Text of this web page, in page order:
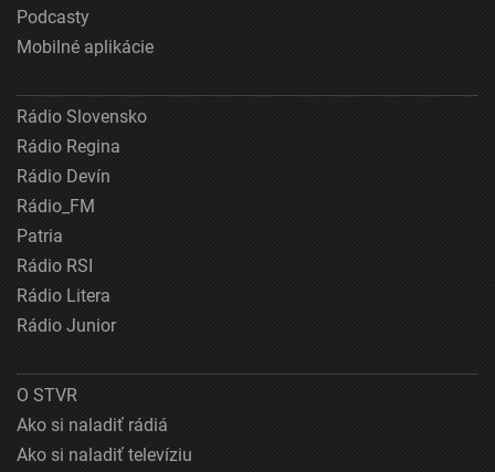
Podcasty
Mobilné aplikácie
Rádio Slovensko
Rádio Regina
Rádio Devín
Rádio_FM
Patria
Rádio RSI
Rádio Litera
Rádio Junior
O STVR
Ako si naladiť rádiá
Ako si naladiť televíziu